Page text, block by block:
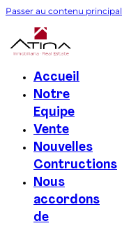
Passer au contenu principal
Accueil
Notre
Equipe
Vente
Nouvelles
Contructions
Nous
accordons
de